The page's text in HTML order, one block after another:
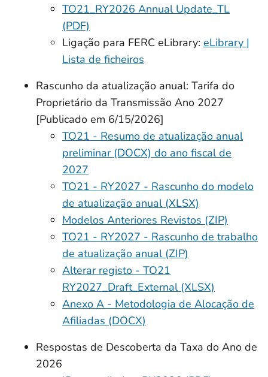
TO21_RY2026 Annual Update_TL
(PDF)
Ligação para FERC eLibrary: eLibrary |
Lista de ficheiros
Rascunho da atualização anual: Tarifa do
Proprietário da Transmissão Ano 2027
[Publicado em 6/15/2026]
TO21 - Resumo de atualização anual
preliminar (DOCX) do ano fiscal de
2027
TO21 - RY2027 - Rascunho do modelo
de atualização anual (XLSX)
Modelos Anteriores Revistos (ZIP)
TO21 - RY2027 - Rascunho de trabalho
de atualização anual (ZIP)
Alterar registo - TO21
RY2027_Draft_External (XLSX)
Anexo A - Metodologia de Alocação de
Afiliadas (DOCX)
Respostas de Descoberta da Taxa do Ano de
2026